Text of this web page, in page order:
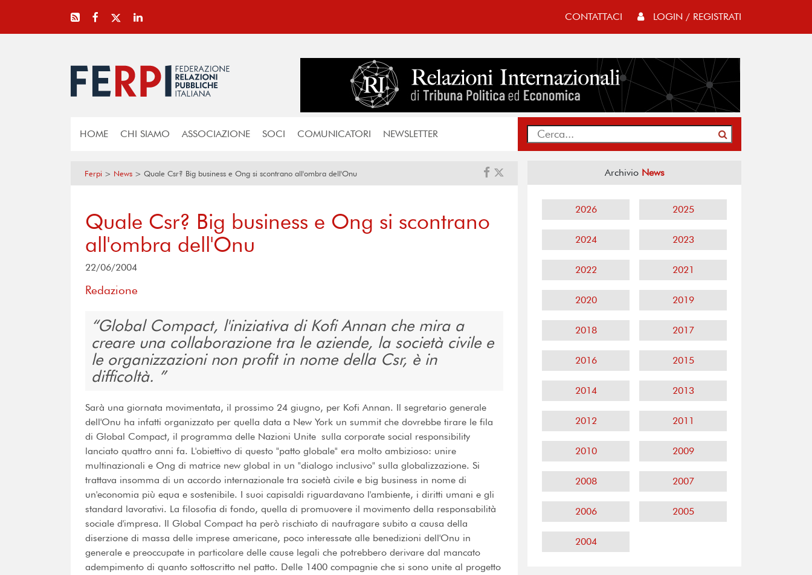
CONTATTACI LOGIN / REGISTRATI
HOME CHI SIAMO ASSOCIAZIONE SOCI COMUNICATORI NEWSLETTER
Ferpi > News > Quale Csr? Big business e Ong si scontrano all'ombra dell'Onu
Quale Csr? Big business e Ong si scontrano
all'ombra dell'Onu
22/06/2004
Redazione
Global Compact, l'iniziativa di Kofi Annan che mira a
creare una collaborazione tra le aziende, la società civile e
le organizzazioni non profit in nome della Csr, è in
difficoltà.
Sarà una giornata movimentata, il prossimo 24 giugno, per Kofi Annan. Il segretario generale
dell'Onu ha infatti organizzato per quella data a New York un summit che dovrebbe tirare le fila
di Global Compact, il programma delle Nazioni Unite sulla corporate social responsibility
lanciato quattro anni fa. L'obiettivo di questo "patto globale" era molto ambizioso: unire
multinazionali e Ong di matrice new global in un "dialogo inclusivo" sulla globalizzazione. Si
trattava insomma di un accordo internazionale tra società civile e big business in nome di
un'economia più equa e sostenibile. I suoi capisaldi riguardavano l'ambiente, i diritti umani e gli
standard lavorativi. La filosofia di fondo, quella di promuovere il movimento della responsabilità
sociale d'impresa. Il Global Compact ha però rischiato di naufragare subito a causa della
diserzione di massa delle imprese americane, poco interessate alle benedizioni dell'Onu in
generale e preoccupate in particolare delle cause legali che potrebbero derivare dal mancato
adempimento di quanto sottoscritto nel patto. Delle 1400 compagnie che si sono unite al progetto
Archivio News
2026 2025
2024 2023
2022 2021
2020 2019
2018 2017
2016 2015
2014 2013
2012 2011
2010 2009
2008 2007
2006 2005
2004